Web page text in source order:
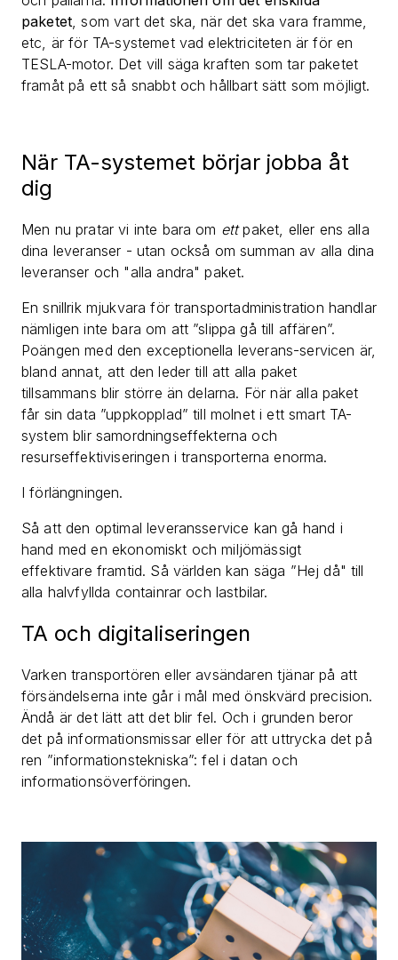
paketet, som vart det ska, när det ska vara framme,
etc, är för TA-systemet vad elektriciteten är för en
TESLA-motor. Det vill säga kraften som tar paketet
framåt på ett så snabbt och hållbart sätt som möjligt.
När TA-systemet börjar jobba åt
dig
Men nu pratar vi inte bara om ettpaket, eller ens alla
dina leveranser - utan också om summan av alla dina
leveranser och "alla andra" paket.
En snillrik mjukvara för transportadministration handlar
nämligen inte bara om att ”slippa gå till affären”.
Poängen med den exceptionella leverans-servicen är,
bland annat, att den leder till att alla paket
tillsammans blir större än delarna. För när alla paket
får sin data ”uppkopplad” till molnet i ett smart TA-
system blir samordningseffekterna och
resurseffektiviseringen i transporterna enorma.
I förlängningen.
Så att den optimal leveransservice kan gå hand i
hand med en ekonomiskt och miljömässigt
effektivare framtid. Så världen kan säga ”Hej då" till
alla halvfyllda containrar och lastbilar.
TA och digitaliseringen
Varken transportören eller avsändaren tjänar på att
försändelserna inte går i mål med önskvärd precision.
Ändå är det lätt att det blir fel. Och i grunden beror
det på informationsmissar eller för att uttrycka det på
ren ”informationstekniska”: fel i datan och
informationsöverföringen.